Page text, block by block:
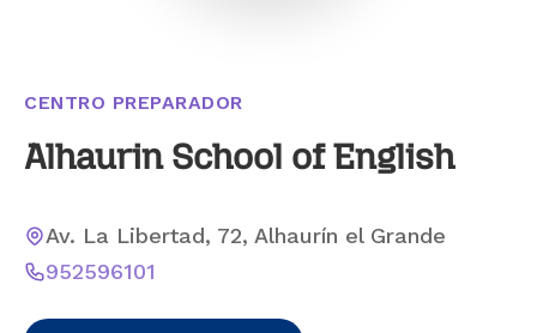
CENTRO PREPARADOR
Alhaurin School of English
Av. La Libertad, 72, Alhaurín el Grande
952596101